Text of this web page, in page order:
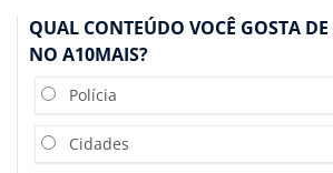
QUAL CONTEÚDO VOCÊ GOSTA
NO A10MAIS?
Polícia
Cidades